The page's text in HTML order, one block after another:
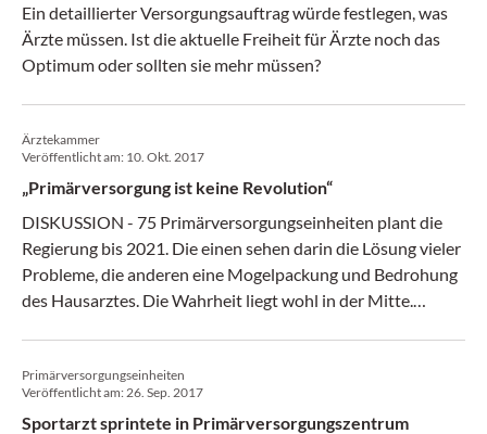
Ein detaillierter Versorgungsauftrag würde festlegen, was
Ärzte müssen. Ist die aktuelle Freiheit für Ärzte noch das
Optimum oder sollten sie mehr müssen?
Ärztekammer
Veröffentlicht am: 10. Okt. 2017
„Primärversorgung ist keine Revolution“
DISKUSSION - 75 Primärversorgungseinheiten plant die
Regierung bis 2021. Die einen sehen darin die Lösung vieler
Probleme, die anderen eine Mogelpackung und Bedrohung
des Hausarztes. Die Wahrheit liegt wohl in der Mitte.
Primärversorgungseinheiten
Veröffentlicht am:26. Sep. 2017
Sportarzt sprintete in Primärversorgungszentrum